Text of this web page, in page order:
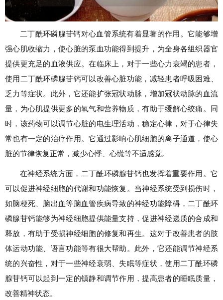
二丁酰环磷腺苷钙对心血管系统有着显著的作用。它能够增
强心肌收缩力，使心脏的泵血功能得到提升，为全身各组织器官
提供更充足的血液供应。在临床上，对于一些心力衰竭的患者，
使用二丁酰环磷腺苷钙可以改善心脏功能，减轻患者呼吸困难、
乏力等症状。此外，它还能扩张冠状动脉，增加冠状动脉的血流
量，为心肌提供更多的氧气和营养物质，有助于缓解心绞痛。同
时，该药物可以调节心脏的电生理活动，稳定心律，对于心律失
常也有一定的治疗作用。它通过影响心肌细胞的离子通道，使心
脏的节律恢复正常，减少心悸、心慌等不适感觉。
在神经系统方面，二丁酰环磷腺苷钙也发挥着重要作用。它
可以促进神经细胞的代谢和功能恢复。当神经系统受到损伤时，
如脑梗死、脑出血等脑血管疾病导致的神经功能障碍，二丁酰环
磷腺苷钙能够为神经细胞提供能量支持，促进神经递质的合成和
释放，有助于受损神经细胞的修复和再生。这对于改善患者的肢
体运动功能、语言功能等有很大帮助。此外，它还能调节神经系
统的兴奋性，对于一些神经衰弱、失眠等症状，使用二丁酰环磷
腺苷钙可以起到一定的镇静和调节作用，提高患者的睡眠质量，
改善精神状态。